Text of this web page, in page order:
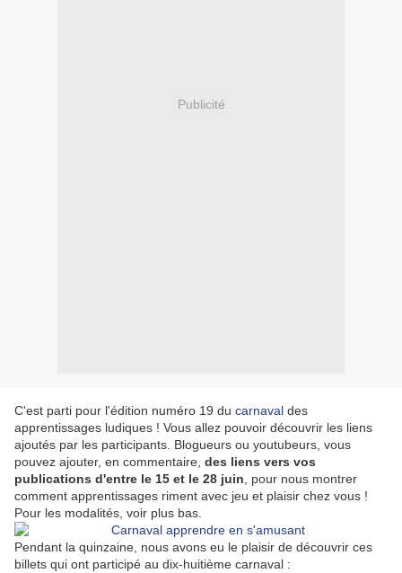
Publicité
C'est parti pour l'édition numéro 19 du carnaval des
apprentissages ludiques ! Vous allez pouvoir découvrir les liens
ajoutés par les participants. Blogueurs ou youtubeurs, vous
pouvez ajouter, en commentaire, des liens vers vos
publications d'entre le 15 et le 28 juin , pour nous montrer
comment apprentissages riment avec jeu et plaisir chez vous !
Pour les modalités, voir plus bas.
Pendant la quinzaine, nous avons eu le plaisir de découvrir ces
billets qui ont participé au dix-huitième carnaval :